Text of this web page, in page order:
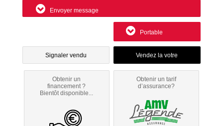
Envoyer message
Portable
Signaler vendu
Obtenir un
financement ?
Bientôt disponible...
Obtenir un tarif
d’assurance?